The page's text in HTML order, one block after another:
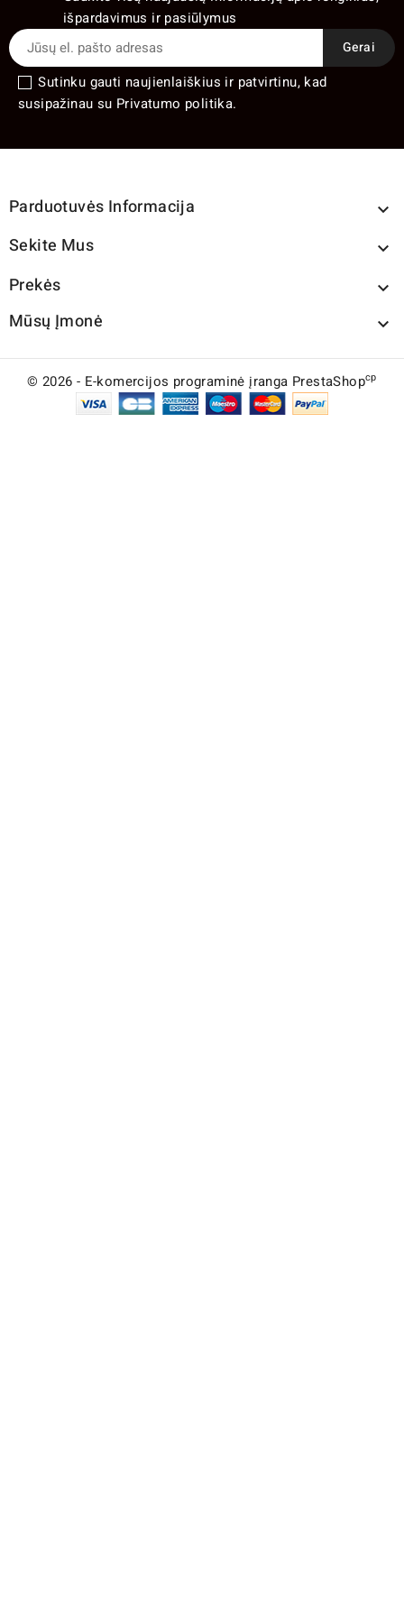
išpardavimus ir pasiūlymus
Sutinku gauti naujienlaiškius ir patvirtinu, kad
susipažinau su Privatumo politika.
Parduotuvės Informacija 
Sekite Mus 
Prekės 
Mūsų Įmonė 
© 2026 - E-komercijos programinė įranga PrestaShopcp